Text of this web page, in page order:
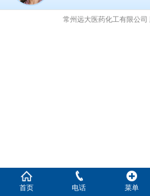
常州远大医药化工有限公司
首页 电话 菜单